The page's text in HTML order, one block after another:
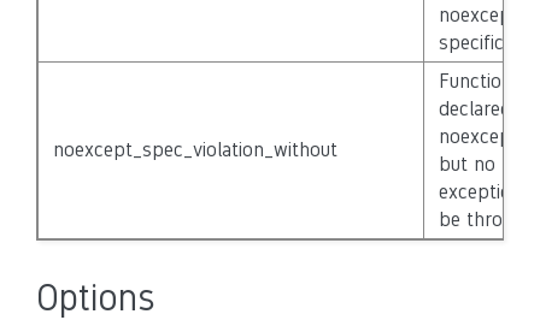
noexcept-
noexcept_spec_violation_without
Function
declared
but no
exceptions
be thrown.
Options